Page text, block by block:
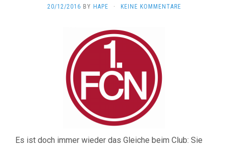
20/12/2016 BY HAPE · KEINE KOMMENTARE
Es ist doch immer wieder das Gleiche beim Club: Sie